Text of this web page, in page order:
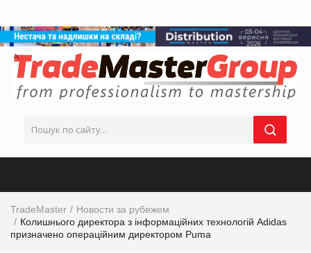
TradeMaster
Новости за рубежем
Колишнього директора з інформаційних технологій Adidas
призначено операційним директором Puma